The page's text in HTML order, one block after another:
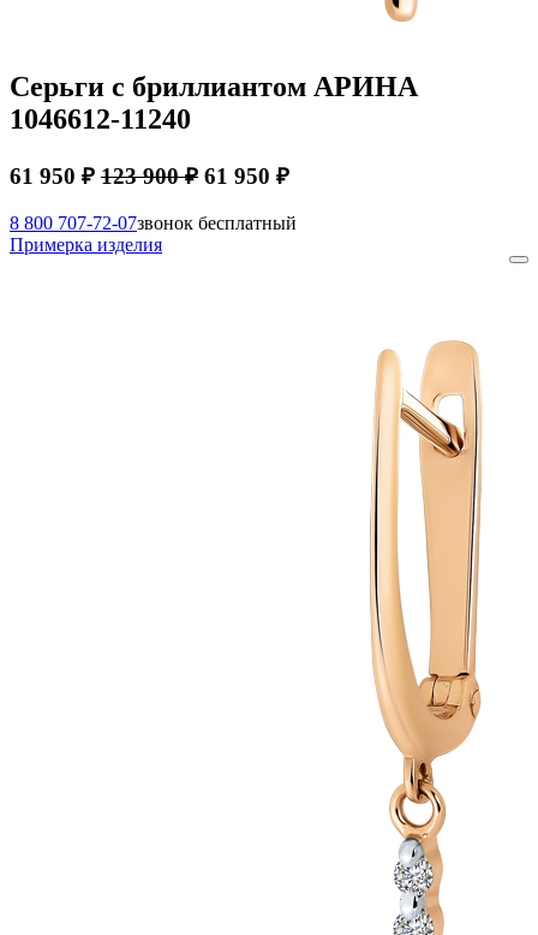
Серьги с бриллиантом АРИНА
1046612-11240
61 950 ₽ 123 900 ₽ 61 950 ₽
8 800 707-72-07звонок бесплатный
Примерка изделия